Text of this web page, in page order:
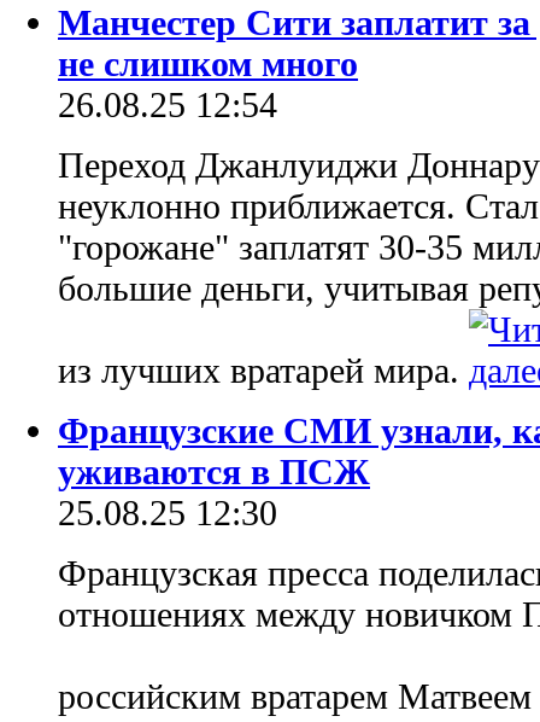
Манчестер Сити заплатит
не слишком много
26.08.25 12:54
Переход Джанлуиджи
неуклонно приближается.
"горожане" заплатят 30-35
большие деньги, учитывая
из лучших вратарей мира.
Французские СМИ узнали,
уживаются в ПСЖ
25.08.25 12:30
Французская пресса
отношениях между
российским вратарем